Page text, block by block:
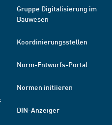
Gruppe Digitalisierung im
Bauwesen
Koordinierungsstellen
Norm-Entwurfs-Portal
Normen initiieren
DIN-Anzeiger